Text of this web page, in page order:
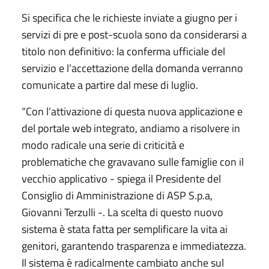
Si specifica che le richieste inviate a giugno per i
servizi di pre e post-scuola sono da considerarsi a
titolo non definitivo: la conferma ufficiale del
servizio e l’accettazione della domanda verranno
comunicate a partire dal mese di luglio.
“Con l’attivazione di questa nuova applicazione e
del portale web integrato, andiamo a risolvere in
modo radicale una serie di criticità e
problematiche che gravavano sulle famiglie con il
vecchio applicativo - spiega il Presidente del
Consiglio di Amministrazione di ASP S.p.a,
Giovanni Terzulli -. La scelta di questo nuovo
sistema è stata fatta per semplificare la vita ai
genitori, garantendo trasparenza e immediatezza.
Il sistema è radicalmente cambiato anche sul